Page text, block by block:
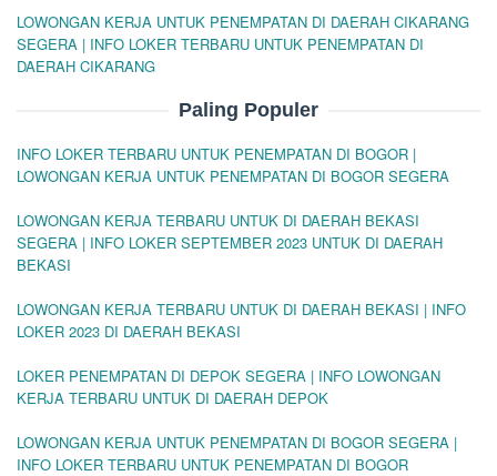
LOWONGAN KERJA UNTUK PENEMPATAN DI DAERAH CIKARANG
SEGERA | INFO LOKER TERBARU UNTUK PENEMPATAN DI
DAERAH CIKARANG
Paling Populer
INFO LOKER TERBARU UNTUK PENEMPATAN DI BOGOR |
LOWONGAN KERJA UNTUK PENEMPATAN DI BOGOR SEGERA
LOWONGAN KERJA TERBARU UNTUK DI DAERAH BEKASI
SEGERA | INFO LOKER SEPTEMBER 2023 UNTUK DI DAERAH
BEKASI
LOWONGAN KERJA TERBARU UNTUK DI DAERAH BEKASI | INFO
LOKER 2023 DI DAERAH BEKASI
LOKER PENEMPATAN DI DEPOK SEGERA | INFO LOWONGAN
KERJA TERBARU UNTUK DI DAERAH DEPOK
LOWONGAN KERJA UNTUK PENEMPATAN DI BOGOR SEGERA |
INFO LOKER TERBARU UNTUK PENEMPATAN DI BOGOR